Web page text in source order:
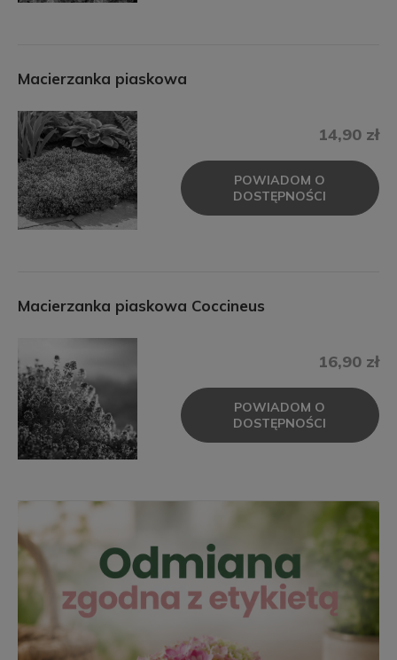
Macierzanka piaskowa
14,90 zł
POWIADOM O
DOSTĘPNOŚCI
Macierzanka piaskowa Coccineus
16,90 zł
POWIADOM O
DOSTĘPNOŚCI